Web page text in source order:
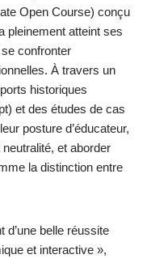
Open Course) conçu
pleinement atteint ses
confronter
À travers un
historiques
et des études de cas
posture d’éducateur,
et aborder
la distinction entre
d’une belle réussite
et interactive »,